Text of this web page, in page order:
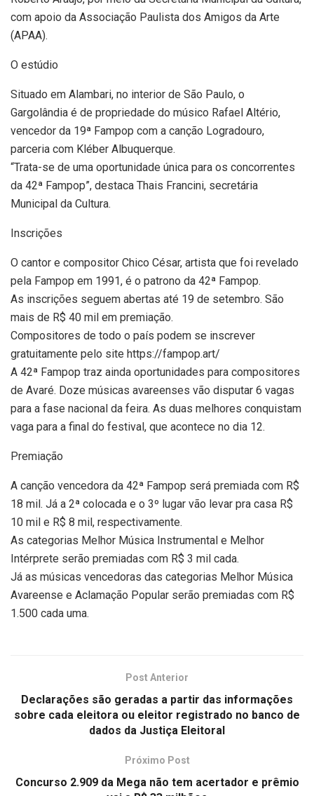
com apoio da Associação Paulista dos Amigos da Arte
(APAA).
O estúdio
Situado em Alambari, no interior de São Paulo, o
Gargolândia é de propriedade do músico Rafael Altério,
vencedor da 19ª Fampop com a canção Logradouro,
parceria com Kléber Albuquerque.
“Trata-se de uma oportunidade única para os concorrentes
da 42ª Fampop”, destaca Thais Francini, secretária
Municipal da Cultura.
Inscrições
O cantor e compositor Chico César, artista que foi revelado
pela Fampop em 1991, é o patrono da 42ª Fampop.
As inscrições seguem abertas até 19 de setembro. São
mais de R$ 40 mil em premiação.
Compositores de todo o país podem se inscrever
gratuitamente pelo site https://fampop.art/
A 42ª Fampop traz ainda oportunidades para compositores
de Avaré. Doze músicas avareenses vão disputar 6 vagas
para a fase nacional da feira. As duas melhores conquistam
vaga para a final do festival, que acontece no dia 12.
Premiação
A canção vencedora da 42ª Fampop será premiada com R$
18 mil. Já a 2ª colocada e o 3º lugar vão levar pra casa R$
10 mil e R$ 8 mil, respectivamente.
As categorias Melhor Música Instrumental e Melhor
Intérprete serão premiadas com R$ 3 mil cada.
Já as músicas vencedoras das categorias Melhor Música
Avareense e Aclamação Popular serão premiadas com R$
1.500 cada uma.
Post Anterior
Declarações são geradas a partir das informações
sobre cada eleitora ou eleitor registrado no banco de
dados da Justiça Eleitoral
Próximo Post
Concurso 2.909 da Mega não tem acertador e prêmio